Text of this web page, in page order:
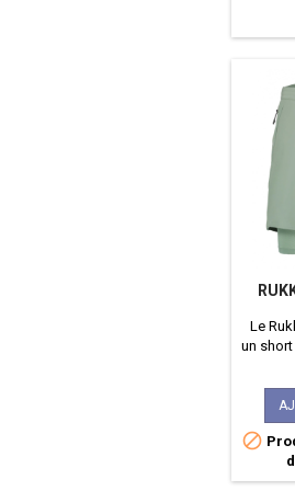
Le
un
alliant
